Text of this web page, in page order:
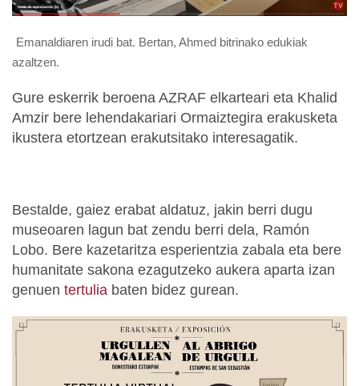
Emanaldiaren irudi bat. Bertan, Ahmed bitrinako edukiak
azaltzen.
Gure eskerrik beroena AZRAF elkarteari eta Khalid
Amzir bere lehendakariari Ormaiztegira erakusketa
ikustera etortzean erakutsitako interesagatik.
Bestalde, gaiez erabat aldatuz, jakin berri dugu
museoaren lagun bat zendu berri dela, Ramón
Lobo. Bere kazetaritza esperientzia zabala eta bere
humanitate sakona ezagutzeko aukera aparta izan
genuen tertulia baten bidez gurean.